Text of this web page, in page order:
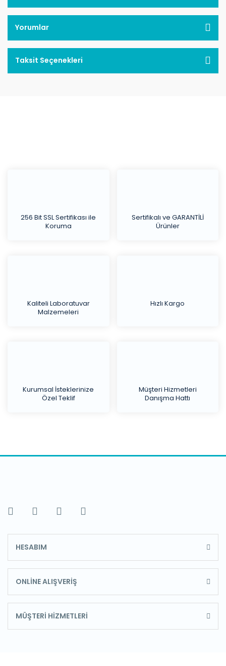
Yorumlar
Taksit Seçenekleri
256 Bit SSL Sertifikası ile
Koruma
Sertifikalı ve GARANTİLİ
Ürünler
Kaliteli Laboratuvar
Malzemeleri
Hızlı Kargo
Kurumsal İsteklerinize
Özel Teklif
Müşteri Hizmetleri
Danışma Hattı
HESABIM
ONLİNE ALIŞVERİŞ
MÜŞTERİ HİZMETLERİ